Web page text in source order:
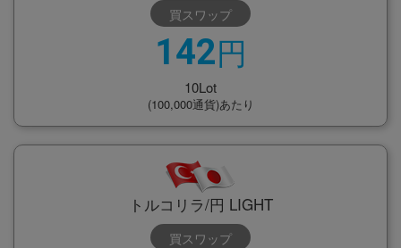
買スワップ
142円
10Lot
(100,000通貨)あたり
トルコリラ/円 LIGHT
買スワップ